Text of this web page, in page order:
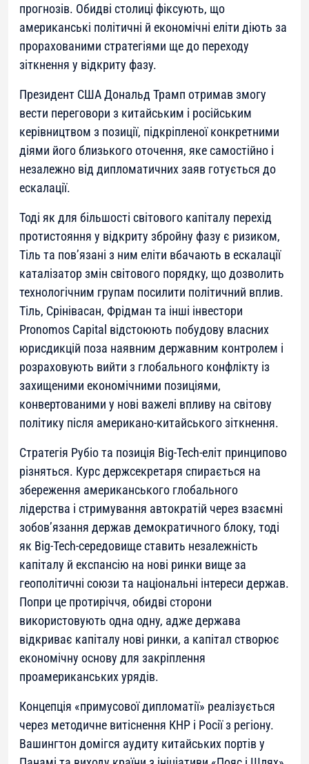
прогнозів. Обидві столиці фіксують, що
американські політичні й економічні еліти діють за
прорахованими стратегіями ще до переходу
зіткнення у відкриту фазу.
Президент США Дональд Трамп отримав змогу
вести переговори з китайським і російським
керівництвом з позиції, підкріпленої конкретними
діями його близького оточення, яке самостійно і
незалежно від дипломатичних заяв готується до
ескалації.
Тоді як для більшості світового капіталу перехід
протистояння у відкриту збройну фазу є ризиком,
Тіль та пов’язані з ним еліти вбачають в ескалації
каталізатор змін світового порядку, що дозволить
технологічним групам посилити політичний вплив.
Тіль, Срінівасан, Фрідман та інші інвестори
Pronomos Capital відстоюють побудову власних
юрисдикцій поза наявним державним контролем і
розраховують вийти з глобального конфлікту із
захищеними економічними позиціями,
конвертованими у нові важелі впливу на світову
політику після американо-китайського зіткнення.
Стратегія Рубіо та позиція Big-Tech-еліт принципово
різняться. Курс держсекретаря спирається на
збереження американського глобального
лідерства і стримування автократій через взаємні
зобов’язання держав демократичного блоку, тоді
як Big-Tech-середовище ставить незалежність
капіталу й експансію на нові ринки вище за
геополітичні союзи та національні інтереси держав.
Попри це протиріччя, обидві сторони
використовують одна одну, адже держава
відкриває капіталу нові ринки, а капітал створює
економічну основу для закріплення
проамериканських урядів.
Концепція «примусової дипломатії» реалізується
через методичне витіснення КНР і Росії з регіону.
Вашингтон домігся аудиту китайських портів у